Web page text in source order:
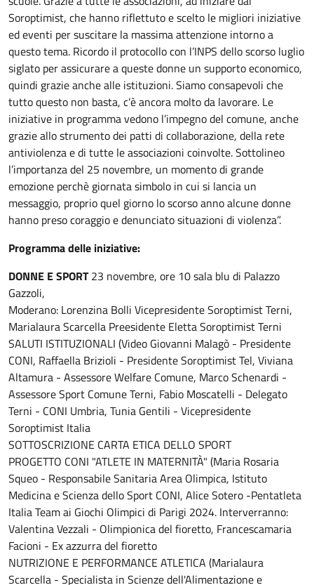
Soroptimist, che hanno riflettuto e scelto le migliori iniziative
ed eventi per suscitare la massima attenzione intorno a
questo tema. Ricordo il protocollo con l’INPS dello scorso luglio
siglato per assicurare a queste donne un supporto economico,
quindi grazie anche alle istituzioni. Siamo consapevoli che
tutto questo non basta, c’è ancora molto da lavorare. Le
iniziative in programma vedono l’impegno del comune, anche
grazie allo strumento dei patti di collaborazione, della rete
antiviolenza e di tutte le associazioni coinvolte. Sottolineo
l’importanza del 25 novembre, un momento di grande
emozione perchè giornata simbolo in cui si lancia un
messaggio, proprio quel giorno lo scorso anno alcune donne
hanno preso coraggio e denunciato situazioni di violenza”.
Programma delle iniziative:
DONNE E SPORT23 novembre, ore 10 sala blu di Palazzo
Gazzoli,
Moderano: Lorenzina Bolli Vicepresidente Soroptimist Terni,
Marialaura Scarcella Preesidente Eletta Soroptimist Terni
SALUTI ISTITUZIONALI (Video Giovanni Malagò - Presidente
CONI, Raffaella Brizioli - Presidente Soroptimist Tel, Viviana
Altamura - Assessore Welfare Comune, Marco Schenardi -
Assessore Sport Comune Terni, Fabio Moscatelli - Delegato
Terni - CONI Umbria, Tunia Gentili - Vicepresidente
Soroptimist Italia
SOTTOSCRIZIONE CARTA ETICA DELLO SPORT
PROGETTO CONI "ATLETE IN MATERNITÀ" (Maria Rosaria
Squeo - Responsabile Sanitaria Area Olimpica, Istituto
Medicina e Scienza dello Sport CONI, Alice Sotero -Pentatleta
Italia Team ai Giochi Olimpici di Parigi 2024. Interverranno:
Valentina Vezzali - Olimpionica del fioretto, Francescamaria
Facioni - Ex azzurra del fioretto
NUTRIZIONE E PERFORMANCE ATLETICA (Marialaura
Scarcella - Specialista in Scienze dell'Alimentazione e